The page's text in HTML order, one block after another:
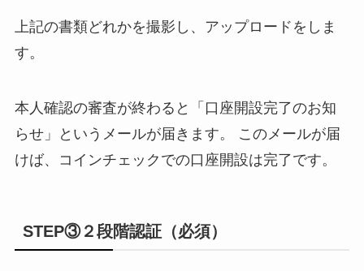
上記の書類どれかを撮影し、アップロードをしま
す。
本人確認の審査が終わると「口座開設完了のお知
らせ」というメールが届きます。 このメールが届
けば、コインチェックでの口座開設は完了です。
STEP③２段階認証（必須）